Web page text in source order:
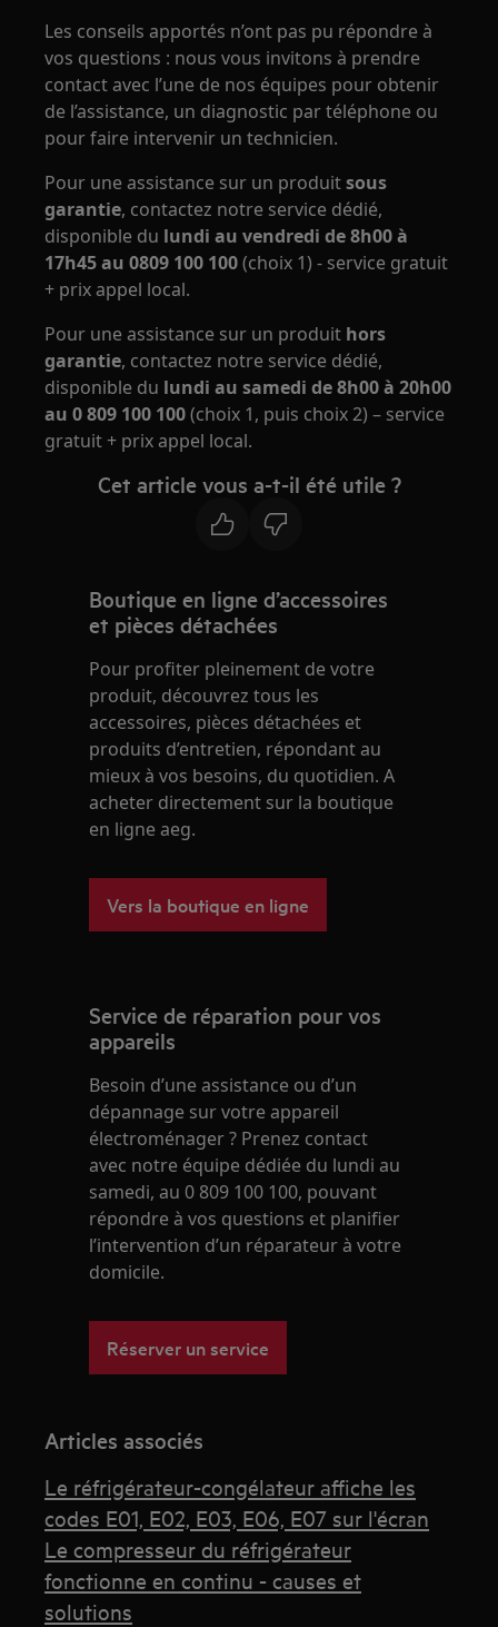
Les conseils apportés n’ont pas pu répondre à
vos questions : nous vous invitons à prendre
contact avec l’une de nos équipes pour obtenir
de l’assistance, un diagnostic par téléphone ou
pour faire intervenir un technicien.
Pour une assistance sur un produitsous
garantie, contactez notre service dédié,
disponible du lundi au vendredi de 8h00 à
17h45 au 0809 100 100(choix 1) - service gratuit
+ prix appel local.
Pour une assistance sur un produit hors
garantie, contactez notre service dédié,
disponible du lundi au samedi de 8h00 à 20h00
au 0 809 100 100(choix 1, puis choix 2) – service
gratuit + prix appel local.
Cet article vous a-t-il été utile ?
Boutique en ligne d’accessoires
et pièces détachées
Pour profiter pleinement de votre
produit, découvrez tous les
accessoires, pièces détachées et
produits d’entretien, répondant au
mieux à vos besoins, du quotidien. A
acheter directement sur la boutique
en ligne aeg.
Vers la boutique en ligne
Service de réparation pour vos
appareils
Besoin d’une assistance ou d’un
dépannage sur votre appareil
électroménager ? Prenez contact
avec notre équipe dédiée du lundi au
samedi, au 0 809 100 100, pouvant
répondre à vos questions et planifier
l’intervention d’un réparateur à votre
domicile.
Réserver un service
Articles associés
Le réfrigérateur-congélateur affiche les
codes E01, E02, E03, E06, E07 sur l'écran
Le compresseur du réfrigérateur
fonctionne en continu - causes et
solutions